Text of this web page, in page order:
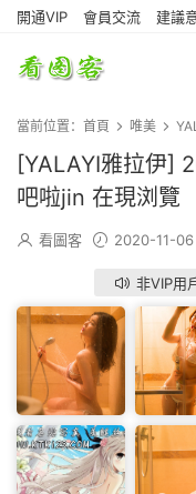
開通VIP 會員交流 建議
當前位置： 首頁 唯美
[YALAYI雅拉伊]
吧啦jin 在現浏覽
看圖客 2020-11-06
非VIP用